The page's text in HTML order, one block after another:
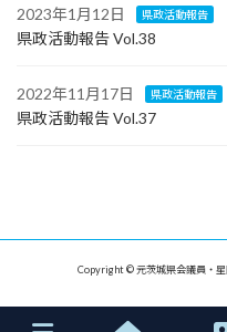
2023年1月12日 県政活動報告
県政活動報告 Vol.38
2022年11月17日 県政活動報告
県政活動報告 Vol.37
Copyright © 元茨城県会議員・